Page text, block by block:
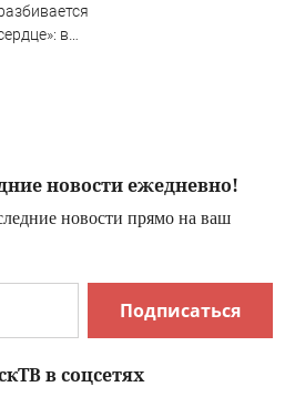
в
новости ежедневно!
новости прямо на ваш
Подписаться
в соцсетях